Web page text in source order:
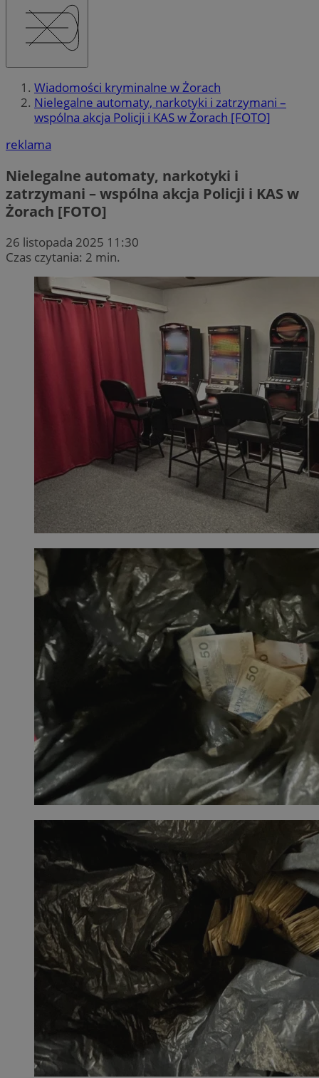
Wiadomości kryminalne w Żorach
Nielegalne automaty, narkotyki i zatrzymani –
wspólna akcja Policji i KAS w Żorach [FOTO]
reklama
Nielegalne automaty, narkotyki i
zatrzymani – wspólna akcja Policji i KAS w
Żorach [FOTO]
26 listopada 2025 11:30
Czas czytania: 2 min.